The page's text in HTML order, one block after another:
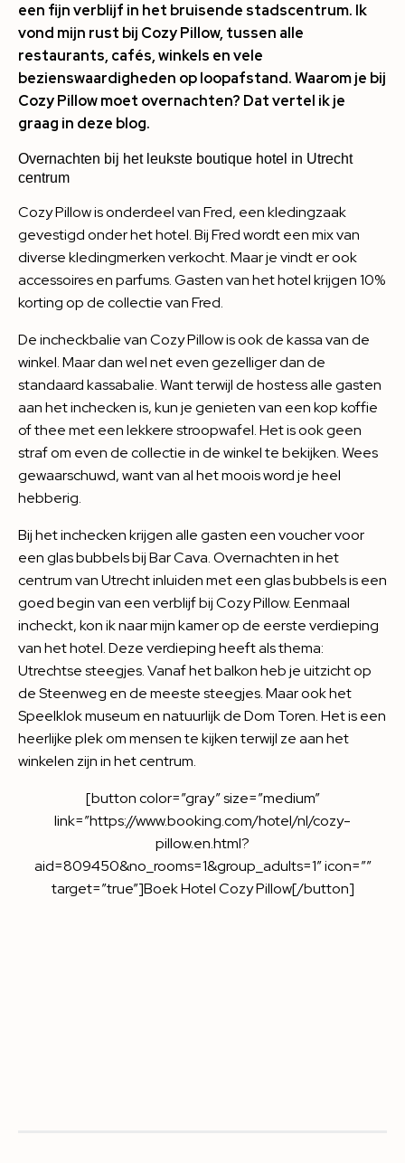
een fijn verblijf in het bruisende stadscentrum. Ik
vond mijn rust bij Cozy Pillow, tussen alle
restaurants, cafés, winkels en vele
bezienswaardigheden op loopafstand. Waarom je bij
Cozy Pillow moet overnachten? Dat vertel ik je
graag in deze blog.
Overnachten bij het leukste boutique hotel in Utrecht
centrum
Cozy Pillow is onderdeel van Fred, een kledingzaak
gevestigd onder het hotel. Bij Fred wordt een mix van
diverse kledingmerken verkocht. Maar je vindt er ook
accessoires en parfums. Gasten van het hotel krijgen 10%
korting op de collectie van Fred.
De incheckbalie van Cozy Pillow is ook de kassa van de
winkel. Maar dan wel net even gezelliger dan de
standaard kassabalie. Want terwijl de hostess alle gasten
aan het inchecken is, kun je genieten van een kop koffie
of thee met een lekkere stroopwafel. Het is ook geen
straf om even de collectie in de winkel te bekijken. Wees
gewaarschuwd, want van al het moois word je heel
hebberig.
Bij het inchecken krijgen alle gasten een voucher voor
een glas bubbels bij Bar Cava. Overnachten in het
centrum van Utrecht inluiden met een glas bubbels is een
goed begin van een verblijf bij Cozy Pillow. Eenmaal
incheckt, kon ik naar mijn kamer op de eerste verdieping
van het hotel. Deze verdieping heeft als thema:
Utrechtse steegjes. Vanaf het balkon heb je uitzicht op
de Steenweg en de meeste steegjes. Maar ook het
Speelklok museum en natuurlijk de Dom Toren. Het is een
heerlijke plek om mensen te kijken terwijl ze aan het
winkelen zijn in het centrum.
[button color=”gray” size=”medium”
link=”https://www.booking.com/hotel/nl/cozy-
pillow.en.html?
aid=809450&no_rooms=1&group_adults=1″ icon=””
target=”true”]Boek Hotel Cozy Pillow[/button]